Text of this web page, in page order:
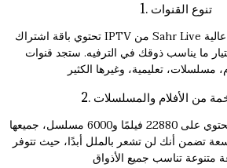
1. تنوع القنوات
تحتوي باقة اشتراك IPTV من Sahr Live على أكثر من 6645 قناة عالية
ما يناسب ذوقك في الترفيه. ستجد قنوات
من الأفلام والمسلسلات
تمتع بمكتبة متجددة يوميًا تحتوي على 22880 فيلمًا و6000 مسلسل، جميعها
تضمن أنك لن تشعر بالملل أبدًا، حيث تتوفر